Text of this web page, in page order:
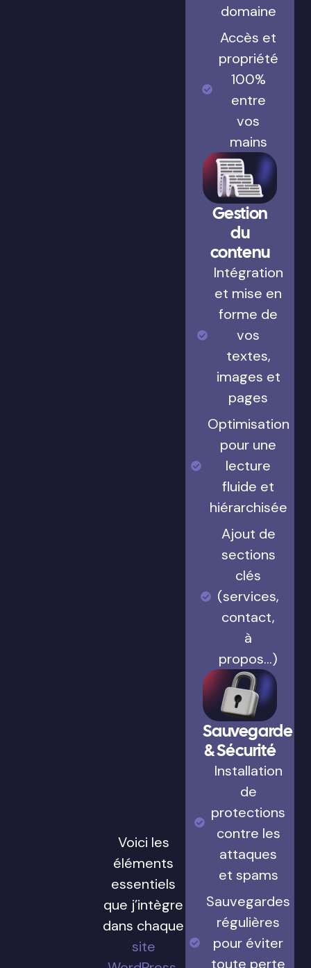
Voici les
éléments
essentiels
que j’intègre
dans chaque
site
domaine
Accès et
propriété
100%
entre
vos
mains
Gestion
du
contenu
Intégration
et mise en
forme de
vos
textes,
images et
pages
Optimisation
pour une
lecture
fluide et
hiérarchisée
Ajout de
sections
clés
(services,
contact,
à
propos…)
Sauvegarde
& Sécurité
Installation
de
protections
contre les
attaques
et spams
Sauvegardes
régulières
pour éviter
toute perte